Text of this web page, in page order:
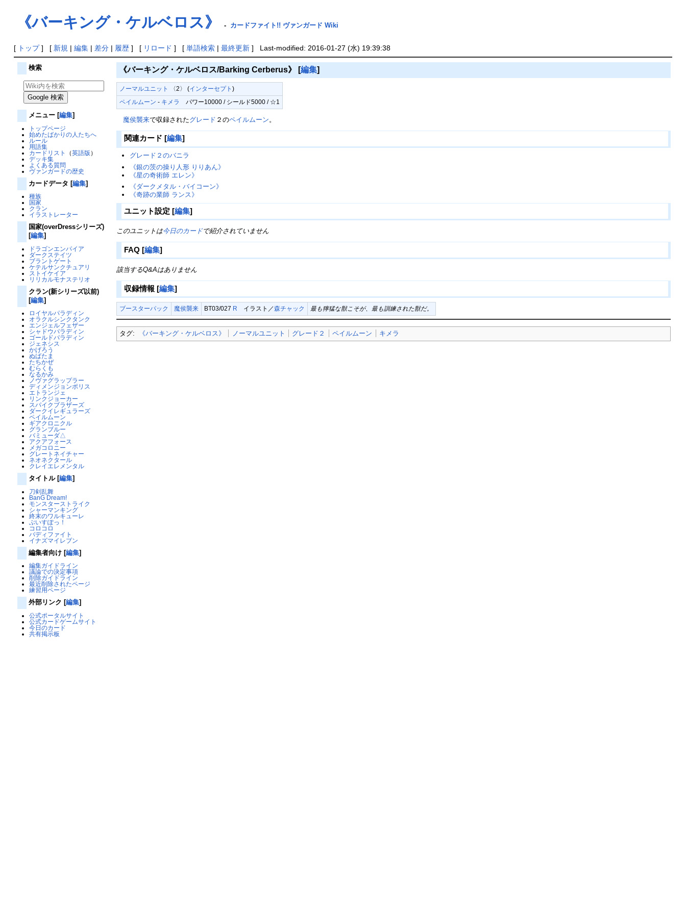
《バーキング・ケルベロス》 - カードファイト!! ヴァンガード Wiki
[ トップ] [ 新規 | 編集| 差分| 履歴] [ リロード ] [ 単語検索| 最終更新] Last-modified: 2016-01-27 (水) 19:39:38
検索
メニュー [編集]
トップページ
始めたばかりの人たちへ
ルール
用語集
カードリスト
（英語版 ）
デッキ集
よくある質問
ヴァンガードの歴史
カードデータ [編集]
種族
国家
クラン
イラストレーター
国家(overDressシリーズ)
[編集]
ドラゴンエンパイア
ダークステイツ
ブラントゲート
ケテルサンクチュアリ
ストイケイア
リリカルモナステリオ
クラン(新シリーズ以前)
[編集]
ロイヤルパラディン
オラクルシンクタンク
エンジェルフェザー
シャドウパラディン
ゴールドパラディン
ジェネシス
かげろう
ぬばたま
たちかぜ
むらくも
なるかみ
ノヴァグラップラー
ディメンジョンポリス
エトランジェ
リンクジョーカー
スパイクブラザーズ
ダークイレギュラーズ
ペイルムーン
ギアクロニクル
グランブルー
バミューダ△
アクアフォース
メガコロニー
グレートネイチャー
ネオネクタール
クレイエレメンタル
タイトル [編集]
刀剣乱舞
BanG Dream!
モンスターストライク
シャーマンキング
終末のワルキューレ
ぶいすぽっ！
コロコロ
バディファイト
イナズマイレブン
編集者向け [編集]
編集ガイドライン
議論での決定事項
削除ガイドライン
最近削除されたページ
練習用ページ
外部リンク [編集]
公式ポータルサイト
公式カードゲームサイト
今日のカード
共有掲示板
《バーキング・ケルベロス/Barking Cerberus》 [編集]
ノーマルユニット 〈2〉 (インターセプト)
ペイルムーン - キメラ パワー10000 / シールド5000 / ☆1
魔侯襲来で収録されたグレード ２のペイルムーン 。
関連カード [編集]
グレード２のバニラ
《銀の茨の操り人形 りりあん》
《星の奇術師 エレン》
《ダークメタル・バイコーン》
《奇跡の業師 ランス》
ユニット設定 [編集]
このユニットは今日のカードで紹介されていません
FAQ [編集]
該当するQ&Aはありません
収録情報 [編集]
ブースターパック 魔侯襲来 BT03/027 R イラスト／森チャック 最も獰猛な獣こそが、最も訓練された獣だ。
タグ: 《バーキング・ケルベロス》 ノーマルユニット グレード２ ペイルムーン キメラ